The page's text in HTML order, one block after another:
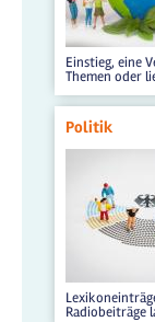
Einstieg, eine
Themen oder
Politik
Radiobeiträge